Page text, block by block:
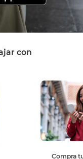
con
Compra